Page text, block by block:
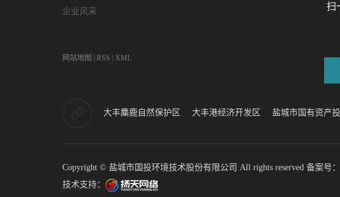
企业风采
网站地图 RSS XML
扫
大丰麋鹿自然保护区 大丰港经济开发区 盐城市国有资产
Copyright © 盐城市国投环境技术股份有限公司 All rights reserved 备案号：
技术支持：